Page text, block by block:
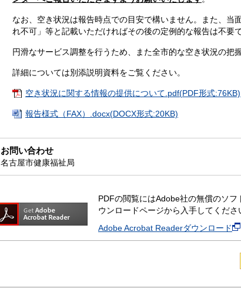
なお、空き状況は報告時点での目安で構いません。また、
れ不可」等と記載いただければその後の定例的な報告は不要
円滑なサービス調整を行うため、また全市的な空き状況の把
詳細については別添説明資料をご覧ください。
空き状況に関する情報の提供について.pdf(PDF形式:76KB)
報告様式（FAX）.docx(DOCX形式:20KB)
お問い合わせ
名古屋市健康福祉局
PDFの閲覧にはAdobe社の無償のソ
ウンロードページから入手してくださ
Adobe Acrobat Readerダウンロード